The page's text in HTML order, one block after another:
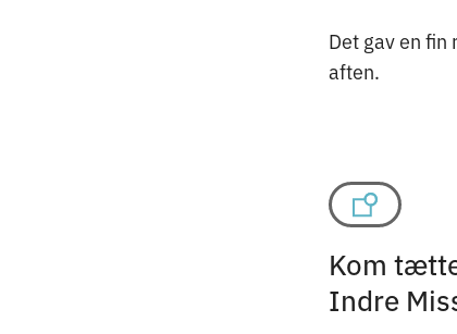
Det gav en
aften.
Kom
Indre